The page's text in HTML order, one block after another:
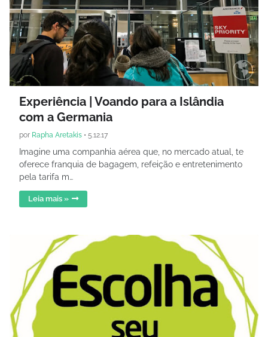
Experiência | Voando para a Islândia
com a Germania
por Rapha Aretakis • 5.12.17
Imagine uma companhia aérea que, no mercado atual, te
oferece franquia de bagagem, refeição e entretenimento
pela tarifa m…
Leia mais »